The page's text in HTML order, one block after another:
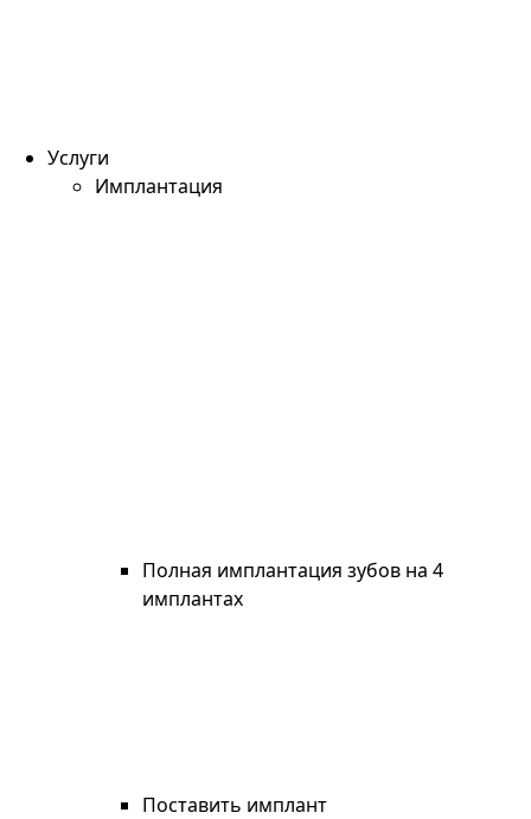
Услуги
Имплантация
Полная имплантация зубов на 4
имплантах
Поставить имплант